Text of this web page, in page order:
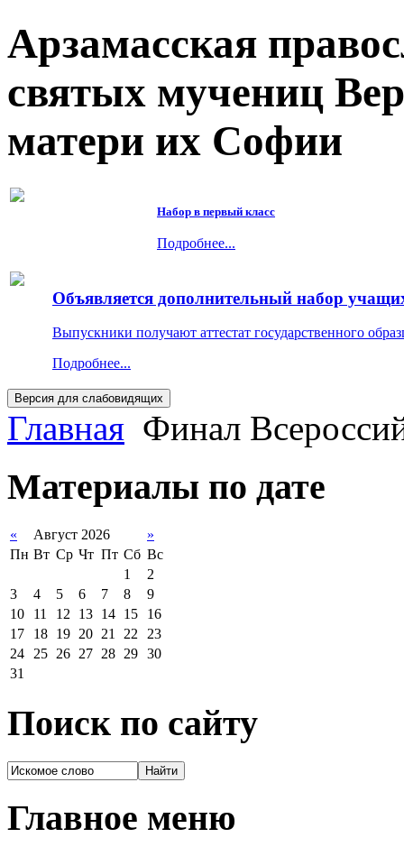
Арзамасская
святых мучениц
матери их Софии
Набор в первый класс
Подробнее...
Объявляется дополнительный набор
Выпускники получают аттестат государственного
Подробнее...
Главная Финал
Материалы по дате
« Август 2026
»
Пн Вт Ср Чт Пт Сб Вс
1
2
3
4 5 6 7 8
9
10
11 12 13 14 15
16
17
18 19 20 21 22
23
24
25 26 27 28 29 30
31
Поиск по сайту
Главное меню